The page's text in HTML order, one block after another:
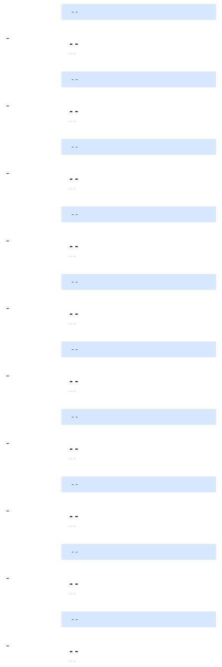
- -
-
- -
- -
- -
-
- -
- -
- -
-
- -
- -
- -
-
- -
- -
- -
-
- -
- -
- -
-
- -
- -
- -
-
- -
- -
- -
-
- -
- -
- -
-
- -
- -
- -
-
- -
- -